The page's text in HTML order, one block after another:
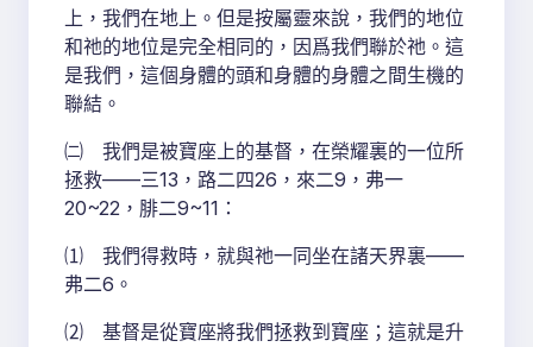
上，我們在地上。但是按屬靈來說，我們的地位
和祂的地位是完全相同的，因爲我們聯於祂。這
是我們，這個身體的頭和身體的身體之間生機的
聯結。
㈡ 我們是被寶座上的基督，在榮耀裏的一位所
拯救——三13，路二四26，來二9，弗一
20~22，腓二9~11：
⑴ 我們得救時，就與祂一同坐在諸天界裏——
弗二6。
⑵ 基督是從寶座將我們拯救到寶座；這就是升